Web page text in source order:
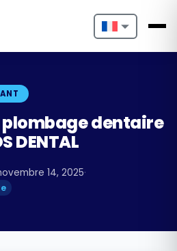
Nederlands
Français
plombage dentaire
DENTAL
14, 2025·